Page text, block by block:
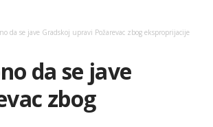
da se jave Gradskoj upravi Požarevac zbog eksproprijacije
da se jave
zbog